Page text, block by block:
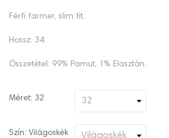
Férfi farmer, slim fit.
Hossz: 34.
Összetétel: 99% Pamut, 1% Elasztán.
Méret: 32
Szín: Világoskék